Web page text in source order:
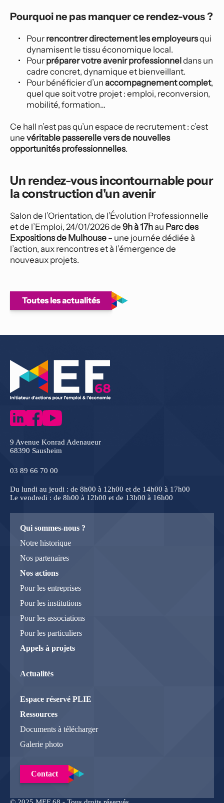
Pourquoi ne pas manquer ce rendez-vous ?
Pour rencontrer directement les employeurs qui
dynamisent le tissu économique local.
Pour préparer votre avenir professionnel dans un
cadre concret, dynamique et bienveillant.
Pour bénéficier d’un accompagnement complet,
quel que soit votre projet : emploi, reconversion,
mobilité, formation…
Ce hall n’est pas qu’un espace de recrutement : c’est
une véritable passerelle vers de nouvelles
opportunités professionnelles.
Un rendez-vous incontournable pour
la construction d'un avenir
Salon de l’Orientation, de l’Évolution Professionnelle
et de l’Emploi, 24/01/2026 de 9h à 17h au Parc des
Expositions de Mulhouse - une journée dédiée à
l’action, aux rencontres et à l’émergence de
nouveaux projets.
Toutes les actualités
9 Avenue Konrad Adenaueur
68390 Sausheim
03 89 66 70 00
Du lundi au jeudi : de 8h00 à 12h00 et de 14h00 à 17h00
Le vendredi : de 8h00 à 12h00 et de 13h00 à 16h00
Qui sommes-nous ?
Notre historique
Nos partenaires
Nos actions
Pour les entreprises
Pour les institutions
Pour les associations
Pour les particuliers
Appels à projets
Actualités
Espace réservé PLIE
Ressources
Documents à télécharger
Galerie photo
Contact